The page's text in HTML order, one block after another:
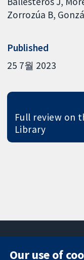
Zorrozúa B
Published
25 7월 2023
Full review on
Library
Our use of